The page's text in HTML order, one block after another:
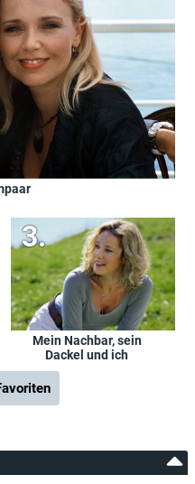
Mein Nachbar, sein
Dackel und ich